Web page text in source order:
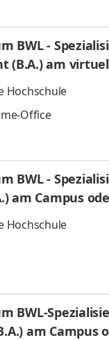
BWL -
(B.A.) am
& Co. KG
Hochschule
Office
BWL -
am Campus
Hochschule
BWL-
am Campus